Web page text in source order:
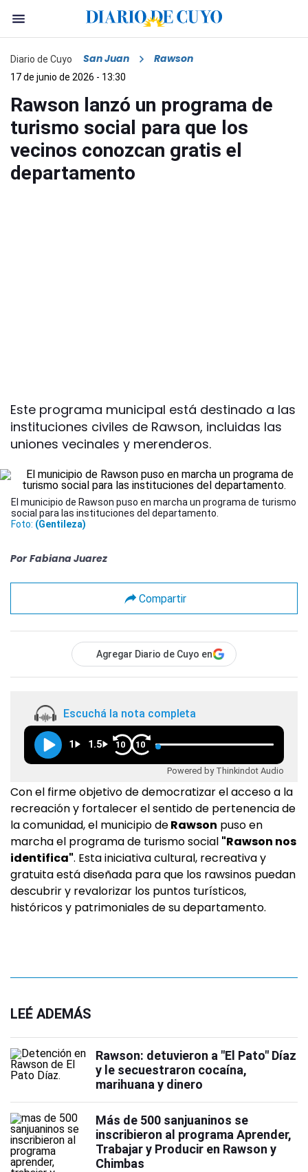
Diario de Cuyo San Juan Rawson
17 de junio de 2026 - 13:30
Rawson lanzó un programa de
turismo social para que los
vecinos conozcan gratis el
departamento
Este programa municipal está destinado a las
instituciones civiles de Rawson, incluidas las
uniones vecinales y merenderos.
El municipio de Rawson puso en marcha un programa de turismo
social para las instituciones del departamento.
Foto: (Gentileza)
Por Fabiana Juarez
Compartir
Agregar Diario de Cuyo en
Escuchá la nota completa
1 1.5 10 10
Powered by Thinkindot Audio
Con el firme objetivo de democratizar el acceso a la
recreación y fortalecer el sentido de pertenencia de
la comunidad, el municipio deRawson puso en
marcha el programa de turismo social "Rawson nos
identifica". Esta iniciativa cultural, recreativa y
gratuita está diseñada para que los rawsinos puedan
descubrir y revalorizar los puntos turísticos,
históricos y patrimoniales de su departamento.
LEÉ ADEMÁS
Rawson: detuvieron a "El Pato" Díaz
y le secuestraron cocaína,
marihuana y dinero
Más de 500 sanjuaninos se
inscribieron al programa Aprender,
Trabajar y Producir en Rawson y
Chimbas